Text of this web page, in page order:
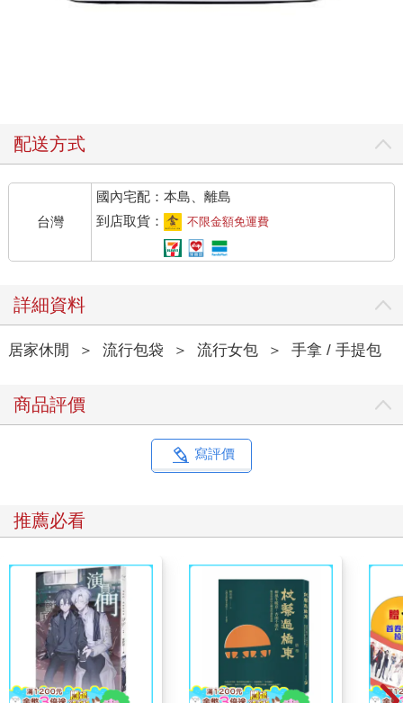
配送方式
台灣
國內宅配：本島、離島
到店取貨：
不限金額免運費
詳細資料
居家休閒 ＞ 流行包袋 ＞ 流行女包 ＞ 手拿 / 手提包
商品評價
寫評價
推薦必看